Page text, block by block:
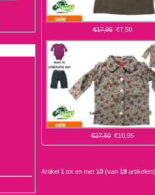
€17,95 €7,50
€27,50 €10,95
Artikel 1 tot en met 10 (van 18 artikelen)